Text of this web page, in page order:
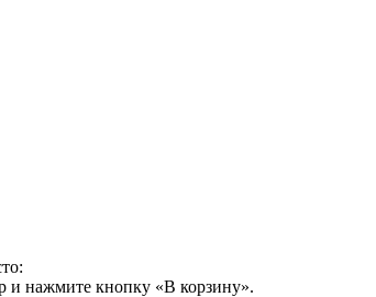
и нажмите кнопку «В корзину».